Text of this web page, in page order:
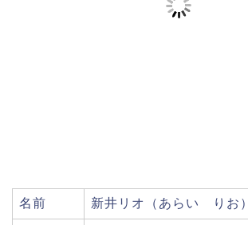
名前 新井リオ（あらい りお）